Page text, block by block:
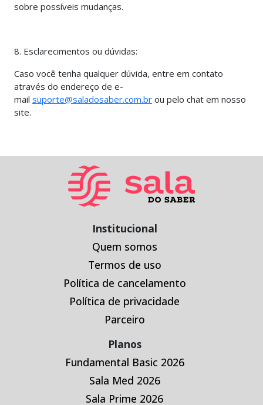
sobre possíveis mudanças.
8. Esclarecimentos ou dúvidas:
Caso você tenha qualquer dúvida, entre em contato
através do endereço de e-
mail suporte@saladosaber.com.br ou pelo chat em nosso
site.
Institucional
Quem somos
Termos de uso
Política de cancelamento
Política de privacidade
Parceiro
Planos
Fundamental Basic 2026
Sala Med 2026
Sala Prime 2026